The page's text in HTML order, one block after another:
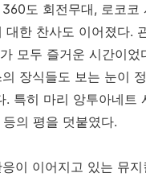
도 회전무대, 로코
대한 찬사도 이어졌다.
모두 즐거운 시간이었
장식들도 보는 눈이
. 특히 마리 앙투아네
의 평을 덧붙였다.
이 이어지고 있는 뮤